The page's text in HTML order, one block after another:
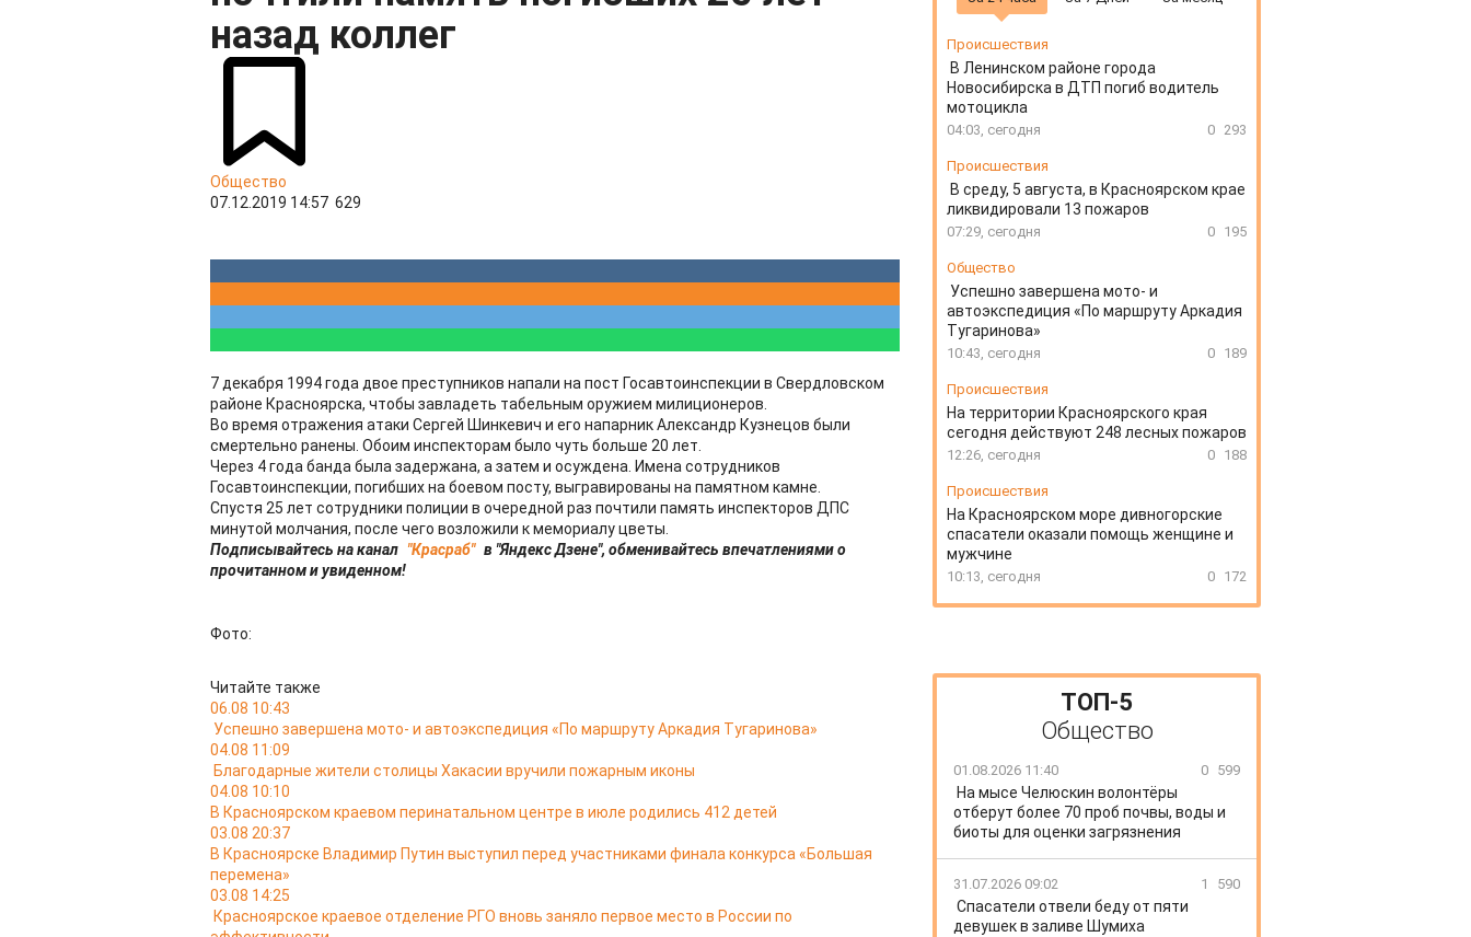
назад коллег
Общество
07.12.2019 14:57 629
7 декабря 1994 года двое преступников напали на пост Госавтоинспекции в Свердловском
районе Красноярска, чтобы завладеть табельным оружием милиционеров.
Во время отражения атаки Сергей Шинкевич и его напарник Александр Кузнецов были
смертельно ранены. Обоим инспекторам было чуть больше 20 лет.
Через 4 года банда была задержана, а затем и осуждена. Имена сотрудников
Госавтоинспекции, погибших на боевом посту, выгравированы на памятном камне.
Спустя 25 лет сотрудники полиции в очередной раз почтили память инспекторов ДПС
минутой молчания, после чего возложили к мемориалу цветы.
Подписывайтесь на канал "Красраб" в "Яндекс Дзене", обменивайтесь впечатлениями о
прочитанном и увиденном!
Фото:
Читайте также
06.08 10:43
Успешно завершена мото- и автоэкспедиция «По маршруту Аркадия Тугаринова»
04.08 11:09
Благодарные жители столицы Хакасии вручили пожарным иконы
04.08 10:10
В Красноярском краевом перинатальном центре в июле родились 412 детей
03.08 20:37
В Красноярске Владимир Путин выступил перед участниками финала конкурса «Большая
перемена»
03.08 14:25
Красноярское краевое отделение РГО вновь заняло первое место в России по
Происшествия
В Ленинском районе города
Новосибирска в ДТП погиб водитель
мотоцикла
04:03, сегодня 0 293
Происшествия
В среду, 5 августа, в Красноярском крае
ликвидировали 13 пожаров
07:29, сегодня 0 195
Общество
Успешно завершена мото- и
автоэкспедиция «По маршруту Аркадия
Тугаринова»
10:43, сегодня 0 189
Происшествия
На территории Красноярского края
сегодня действуют 248 лесных пожаров
12:26, сегодня 0 188
Происшествия
На Красноярском море дивногорские
спасатели оказали помощь женщине и
мужчине
10:13, сегодня 0 172
ТОП-5
Общество
01.08.2026 11:40 0 599
На мысе Челюскин волонтёры
отберут более 70 проб почвы, воды и
биоты для оценки загрязнения
31.07.2026 09:02 1 590
Спасатели отвели беду от пяти
девушек в заливе Шумиха